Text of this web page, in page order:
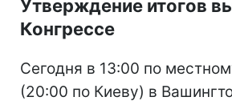
Утверждение итогов
Конгрессе
Сегодня в 13:00 по
(20:00 по Киеву) в